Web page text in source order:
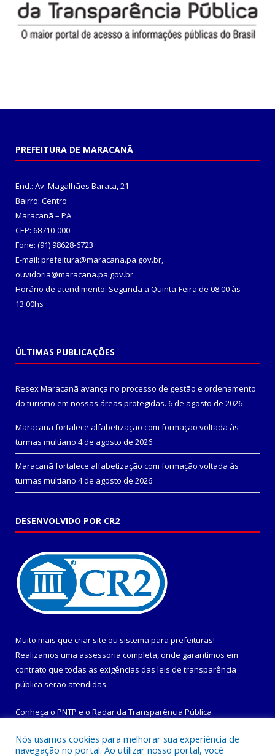
PREFEITURA DE MARACANÃ
End.: Av. Magalhães Barata, 21
Bairro: Centro
Maracanã – PA
CEP: 68710-000
Fone: (91) 98628-6723
E-mail: prefeitura@maracana.pa.gov.br,
ouvidoria@maracana.pa.gov.br
Horário de atendimento: Segunda a Quinta-Feira de 08:00 às
13:00hs
ÚLTIMAS PUBLICAÇÕES
Resex Maracanã avança no processo de gestão e ordenamento
do turismo em nossas áreas protegidas. 6 de agosto de 2026
Maracanã fortalece alfabetização com formação voltada às
turmas multiano 4 de agosto de 2026
Maracanã fortalece alfabetização com formação voltada às
turmas multiano 4 de agosto de 2026
DESENVOLVIDO POR CR2
Muito mais que criar site ou sistema para prefeituras!
Realizamos uma assessoria completa, onde garantimos em
contrato que todas as exigências das leis de transparência
pública serão atendidas.
Conheça o PNTP e o Radar da Transparência Pública
Nós usamos cookies para melhorar sua experiência de
navegação no portal. Ao utilizar nosso portal, você